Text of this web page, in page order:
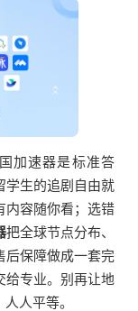
加速器是标准答
学生的追剧自由就
内容随你看；选错
把全球节点分布、
后保障做成一套完
给专业。别再让地
人平等。